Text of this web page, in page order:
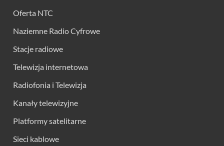
Oferta NTC
Naziemne Radio Cyfrowe
Stacje radiowe
Telewizja internetowa
Radiofonia i Telewizja
Kanały telewizyjne
Platformy satelitarne
Sieci kablowe